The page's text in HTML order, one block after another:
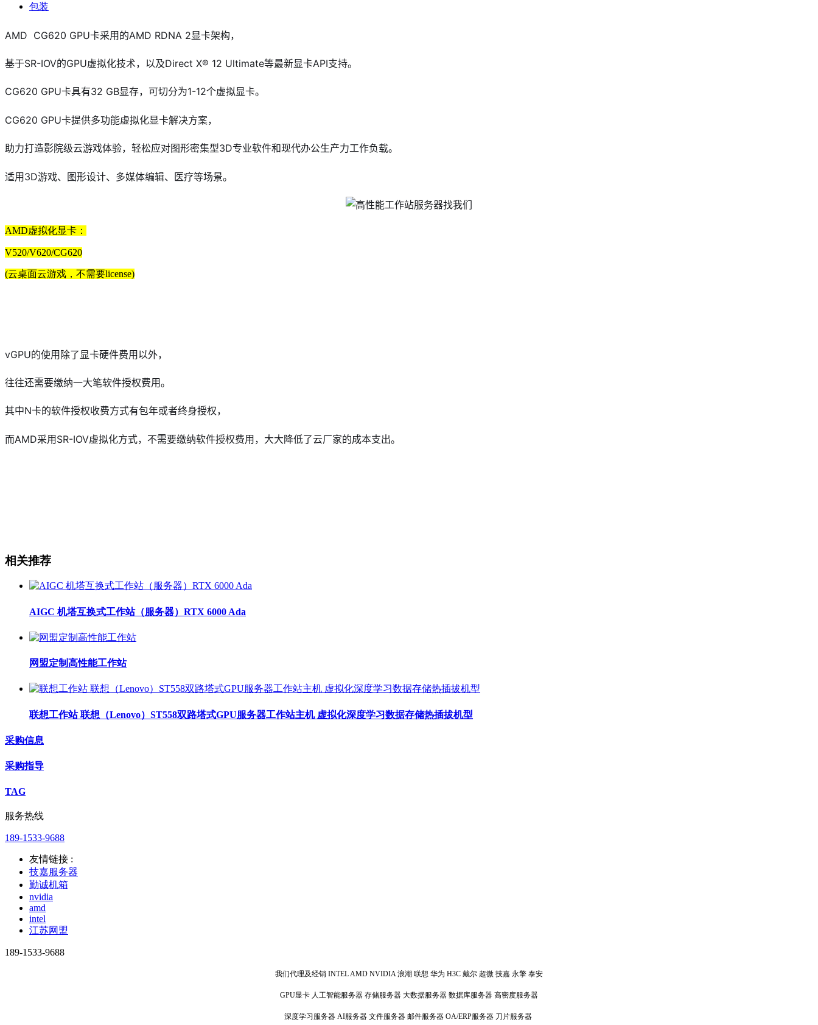
包装
AMD CG620 GPU卡采用的AMD RDNA 2显卡架构，
基于SR-IOV的GPU虚拟化技术，以及Direct X® 12 Ultimate等最新显卡API支持。
CG620 GPU卡具有32 GB显存，可切分为1-12个虚拟显卡。
CG620 GPU卡提供多功能虚拟化显卡解决方案，
助力打造影院级云游戏体验，轻松应对图形密集型3D专业软件和现代办公生产力工作负载。
适用3D游戏、图形设计、多媒体编辑、医疗等场景。
AMD虚拟化显卡：
V520/V620/CG620
(云桌面云游戏，不需要license)
vGPU的使用除了显卡硬件费用以外，
往往还需要缴纳一大笔软件授权费用。
其中N卡的软件授权收费方式有包年或者终身授权，
而AMD采用SR-IOV虚拟化方式，不需要缴纳软件授权费用，大大降低了云厂家的成本支出。
相关推荐
AIGC 机塔互换式工作站（服务器）RTX 6000 Ada
网盟定制高性能工作站
联想工作站 联想（Lenovo）ST558双路塔式GPU服务器工作站主机 虚拟化深度学习数据存储热插拔机型
采购信息
采购指导
TAG
服务热线
189-1533-9688
友情链接 :
技嘉服务器
勤诚机箱
nvidia
amd
intel
江苏网盟
189-1533-9688
我们代理及经销 INTEL AMD NVIDIA 浪潮 联想 华为 H3C 戴尔 超微 技嘉 永擎 泰安
GPU显卡 人工智能服务器 存储服务器 大数据服务器 数据库服务器 高密度服务器
深度学习服务器 AI服务器 文件服务器 邮件服务器 OA/ERP服务器 刀片服务器